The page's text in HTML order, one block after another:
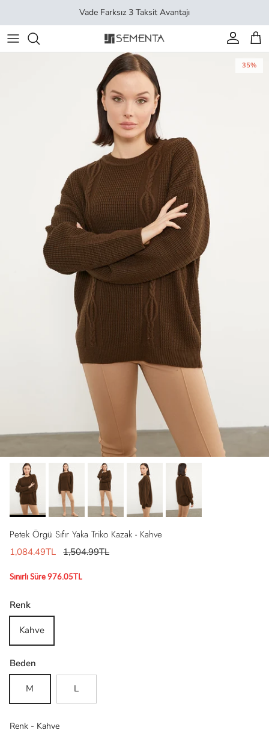
Vade Farksız 3 Taksit Avantajı
Hesap
35%
Petek Örgü Sıfır Yaka Triko Kazak - Kahve
1,084.49TL 1,504.99TL
Sınırlı Süre 976.05TL
Renk
Kahve
Beden
M L
Renk - KahveRenk